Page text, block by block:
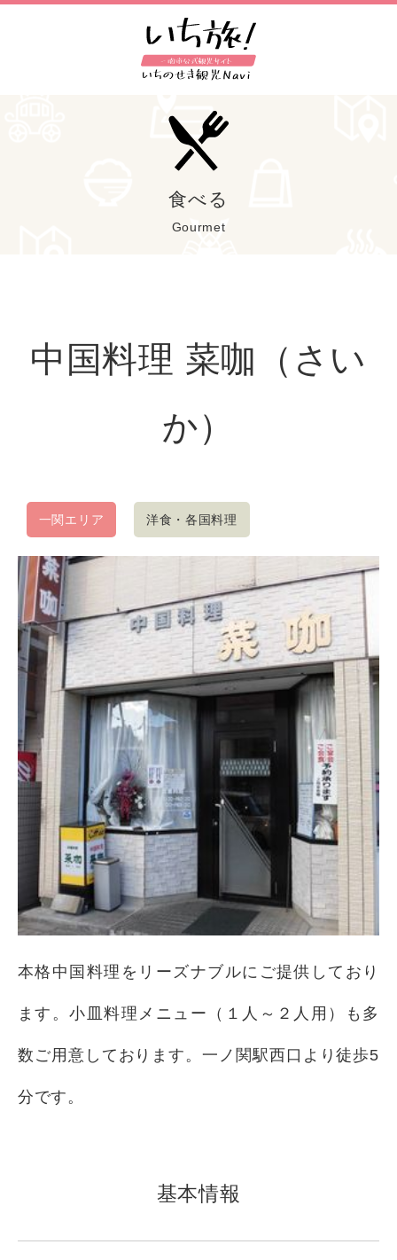
食べる
Gourmet
中国料理 菜咖（さい
か）
一関エリア 洋食・各国料理
本格中国料理をリーズナブルにご提供しており
ます。小皿料理メニュー（１人～２人用）も多
数ご用意しております。一ノ関駅西口より徒歩5
分です。
基本情報